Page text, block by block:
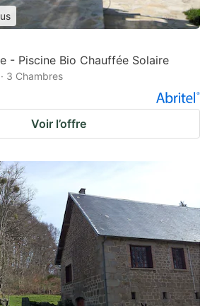
- Piscine Bio Chauffée Solaire
3 Chambres
Voir l’offre